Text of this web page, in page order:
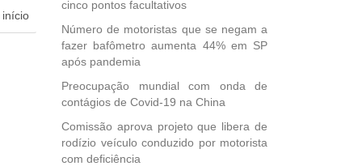
início
cinco pontos facultativos
Número de motoristas que se negam a
fazer bafômetro aumenta 44% em SP
após pandemia
Preocupação mundial com onda de
contágios de Covid-19 na China
Comissão aprova projeto que libera de
rodízio veículo conduzido por motorista
com deficiência